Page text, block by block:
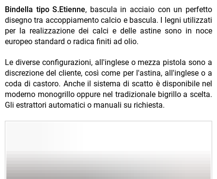
Bindella tipo S.Etienne, bascula in acciaio con un perfetto
disegno tra accoppiamento calcio e bascula. I legni utilizzati
per la realizzazione dei calci e delle astine sono in noce
europeo standard o radica finiti ad olio.
Le diverse configurazioni, all'inglese o mezza pistola sono a
discrezione del cliente, così come per l'astina, all'inglese o a
coda di castoro. Anche il sistema di scatto è disponibile nel
moderno monogrillo oppure nel tradizionale bigrillo a scelta.
Gli estrattori automatici o manuali su richiesta.